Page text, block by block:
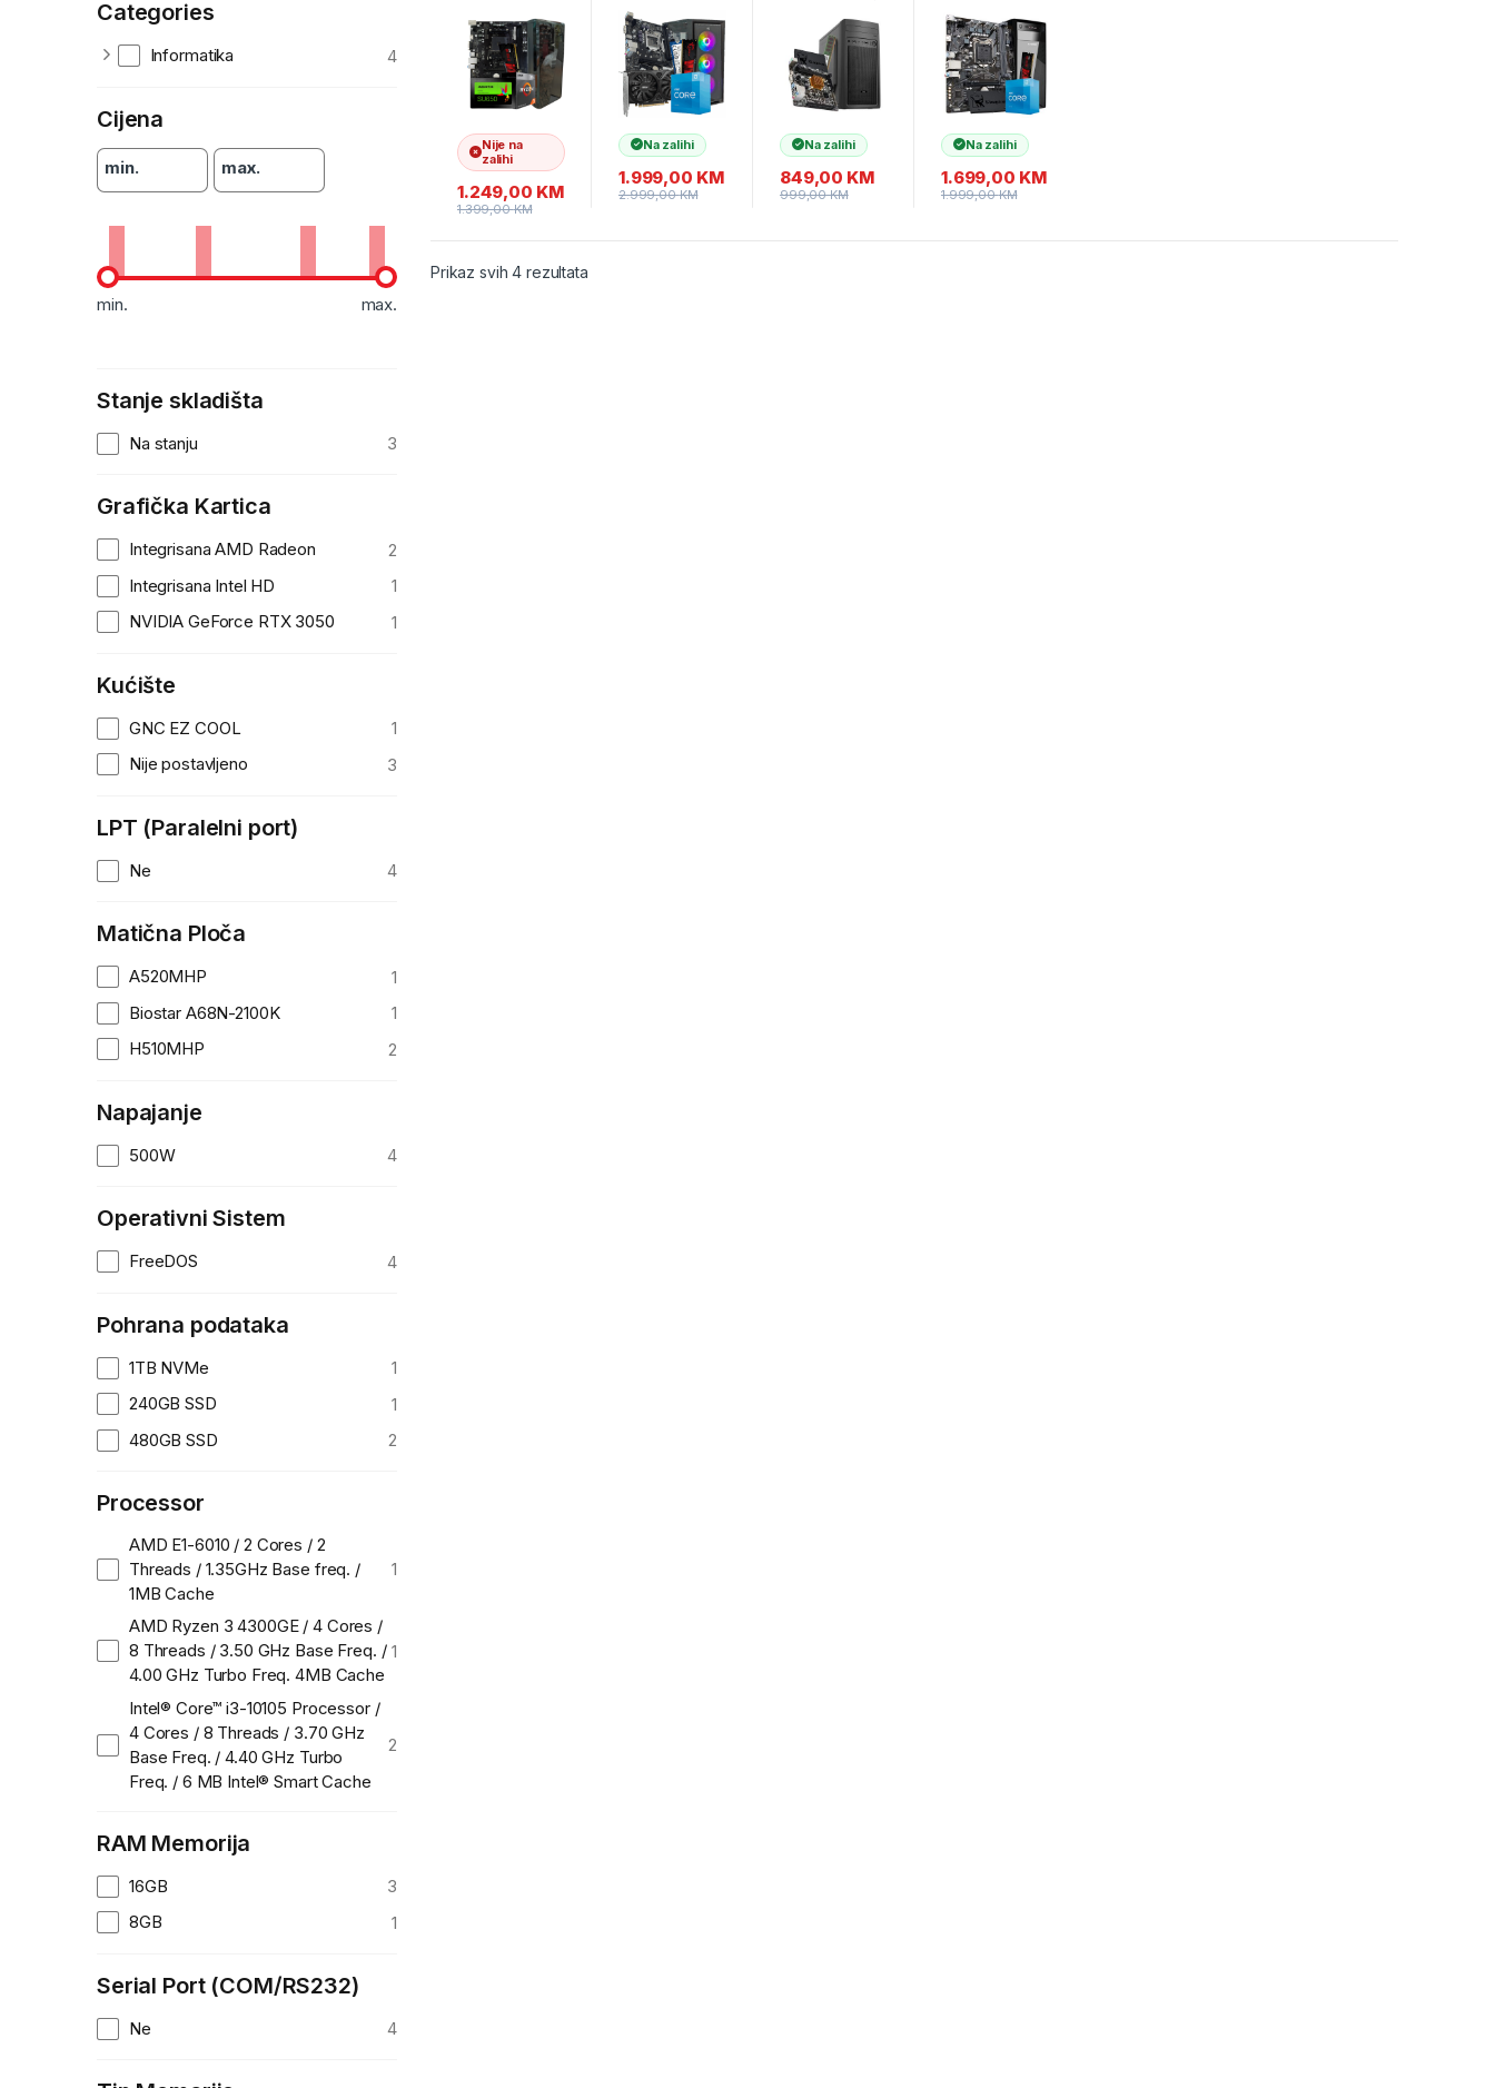
4300GE A520
RAM 16GB
DDR4 480GB
SSD
Nije na
zalihi
1.249,00 KM
1.399,00KM
10105
3.70GHz, MB
H510, RAM
16GB, 1TB
NVMe SSD,
RTX 3050
6GB, PSU
500W,
GAMING
Kućište
Na zalihi
1.999,00 KM
2.999,00KM
A68N-2100K,
RAM 8 GB
DDR3 1333
MHz, SSD 240
GB, Kućište sa
napajanjem
500w, 2Y, NO
OS Na zalihi
849,00 KM
999,00KM
H510, RAM 16
GB DDR4 SSD
480 GB,
Kućište GNC +
EZ Cool
napojna 500W,
NO OS, 2Y
Na zalihi
1.699,00 KM
1.999,00KM
Prikaz svih 4 rezultata
Categories
Informatika 4
Cijena
min. max.
min. max.
Stanje skladišta
Na stanju 3
Grafička Kartica
Integrisana AMD Radeon
2
Integrisana Intel HD
1
NVIDIA GeForce RTX 3050
1
Kućište
GNC EZ COOL
1
Nije postavljeno
3
LPT (Paralelni port)
Ne 4
Matična Ploča
A520MHP
1
Biostar A68N-2100K
1
H510MHP
2
Napajanje
500W 4
Operativni Sistem
FreeDOS 4
Pohrana podataka
1TB NVMe
1
240GB SSD
1
480GB SSD
2
Processor
AMD E1-6010 / 2 Cores / 2
Threads / 1.35GHz Base freq. /
1MB Cache
1
AMD Ryzen 3 4300GE / 4 Cores /
8 Threads / 3.50 GHz Base Freq. /
4.00 GHz Turbo Freq. 4MB Cache
1
Intel® Core™ i3-10105 Processor /
4 Cores / 8 Threads / 3.70 GHz
Base Freq. / 4.40 GHz Turbo
Freq. / 6 MB Intel® Smart Cache
2
RAM Memorija
16GB
3
8GB
1
Serial Port (COM/RS232)
Ne 4